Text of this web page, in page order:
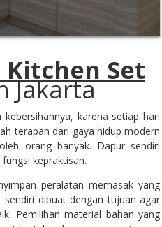
Set
Jakarta
karena setiap hari
terapan dari gaya hidup modern
orang banyak. Dapur sendiri
kepraktisan.
peralatan memasak yang
dibuat dengan tujuan agar
Pemilihan material bahan yang